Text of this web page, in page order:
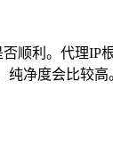
顺利。代理
净度会比较